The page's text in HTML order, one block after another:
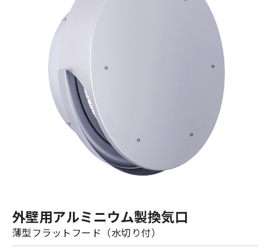
外壁用アルミニウム製換気口
薄型フラットフード（水切り付）